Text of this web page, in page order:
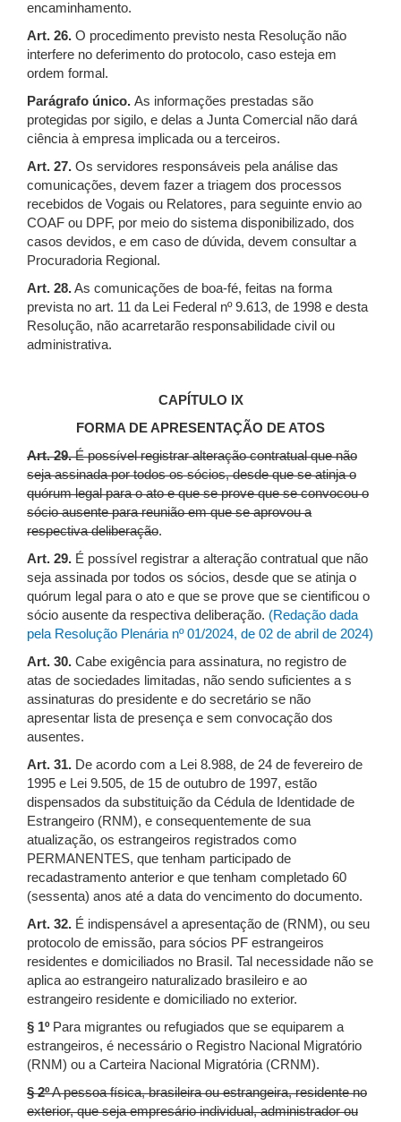
encaminhamento.
Art. 26. O procedimento previsto nesta Resolução não
interfere no deferimento do protocolo, caso esteja em
ordem formal.
Parágrafo único. As informações prestadas são
protegidas por sigilo, e delas a Junta Comercial não dará
ciência à empresa implicada ou a terceiros.
Art. 27. Os servidores responsáveis pela análise das
comunicações, devem fazer a triagem dos processos
recebidos de Vogais ou Relatores, para seguinte envio ao
COAF ou DPF, por meio do sistema disponibilizado, dos
casos devidos, e em caso de dúvida, devem consultar a
Procuradoria Regional.
Art. 28.As comunicações de boa-fé, feitas na forma
prevista no art. 11 da Lei Federal nº 9.613, de 1998 e desta
Resolução, não acarretarão responsabilidade civil ou
administrativa.
CAPÍTULO IX
FORMA DE APRESENTAÇÃO DE ATOS
Art. 29.É possível registrar alteração contratual que não
seja assinada por todos os sócios, desde que se atinja o
quórum legal para o ato e que se prove que se convocou o
sócio ausente para reunião em que se aprovou a
respectiva deliberação.
Art. 29. É possível registrar a alteração contratual que não
seja assinada por todos os sócios, desde que se atinja o
quórum legal para o ato e que se prove que se cientificou o
sócio ausente da respectiva deliberação. (Redação dada
pela Resolução Plenária nº 01/2024, de 02 de abril de 2024)
Art. 30. Cabe exigência para assinatura, no registro de
atas de sociedades limitadas, não sendo suficientes a s
assinaturas do presidente e do secretário se não
apresentar lista de presença e sem convocação dos
ausentes.
Art. 31. De acordo com a Lei 8.988, de 24 de fevereiro de
1995 e Lei 9.505, de 15 de outubro de 1997, estão
dispensados da substituição da Cédula de Identidade de
Estrangeiro (RNM), e consequentemente de sua
atualização, os estrangeiros registrados como
PERMANENTES, que tenham participado de
recadastramento anterior e que tenham completado 60
(sessenta) anos até a data do vencimento do documento.
Art. 32. É indispensável a apresentação de (RNM), ou seu
protocolo de emissão, para sócios PF estrangeiros
residentes e domiciliados no Brasil. Tal necessidade não se
aplica ao estrangeiro naturalizado brasileiro e ao
estrangeiro residente e domiciliado no exterior.
§ 1ºPara migrantes ou refugiados que se equiparem a
estrangeiros, é necessário o Registro Nacional Migratório
(RNM) ou a Carteira Nacional Migratória (CRNM).
§ 2ºA pessoa física, brasileira ou estrangeira, residente no
exterior, que seja empresário individual, administrador ou